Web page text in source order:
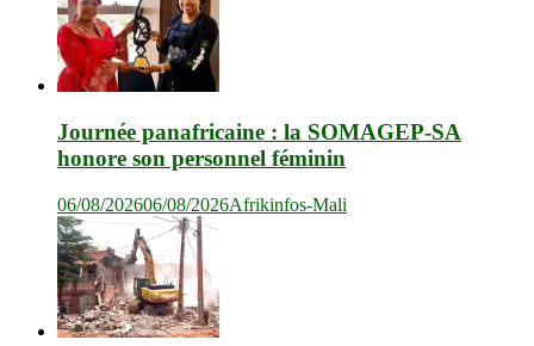
Journée panafricaine : la SOMAGEP-SA
honore son personnel féminin
06/08/202606/08/2026Afrikinfos-Mali